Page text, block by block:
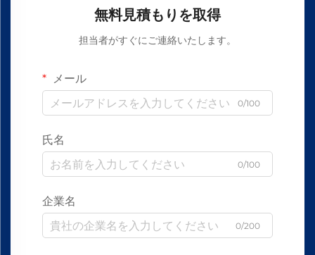
無料見積もりを取得
担当者がすぐにご連絡いたします。
メール
0/100
氏名
0/100
企業名
0/200